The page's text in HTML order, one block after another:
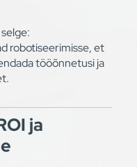
robotiseerimisse, et
tööõnnetusi ja
ja